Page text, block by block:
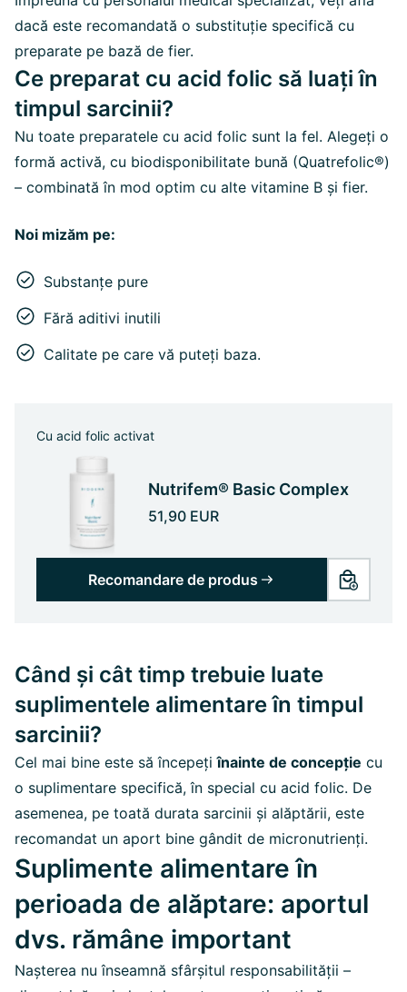
dacă este recomandată o substituție specifică cu
preparate pe bază de fier.
Ce preparat cu acid folic să luați în
timpul sarcinii?
Nu toate preparatele cu acid folic sunt la fel. Alegeți o
formă activă, cu biodisponibilitate bună (Quatrefolic®)
– combinată în mod optim cu alte vitamine B și fier.
Noi mizăm pe:
Substanțe pure
Fără aditivi inutili
Calitate pe care vă puteți baza.
Cu acid folic activat
Nutrifem® Basic Complex
51,90 EUR
Recomandare de produs
Când și cât timp trebuie luate
suplimentele alimentare în timpul
sarcinii?
Cel mai bine este să începeți înainte de concepție cu
o suplimentare specifică, în special cu acid folic. De
asemenea, pe toată durata sarcinii și alăptării, este
recomandat un aport bine gândit de micronutrienți.
Suplimente alimentare în
perioada de alăptare: aportul
dvs. rămâne important
Nașterea nu înseamnă sfârșitul responsabilității –